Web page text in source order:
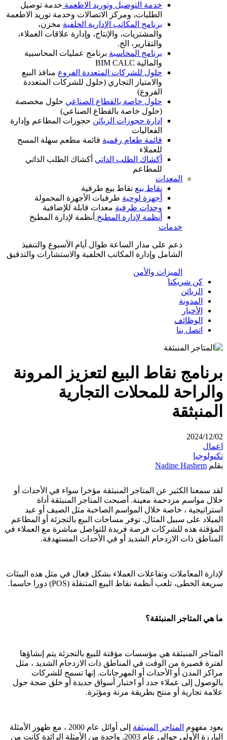
خدمة التوصيل وتوريد الاطعمة خدمة توصيل
الطلبات، ومركز الاتصالات وخدمة توريد الاطعمة
برنامج المكاتب الإدارية الخلفية مخزن،
والمشتريات، والإنتاج، وإدارة علاقات العملاء،
والتقارير، الخ.
برنامج المحاسبة برنامج عمليات المحاسبية
والمالية BIM CALC
حلول للشركات المتعددة الفروع منافذ البيع
والامتياز التجاري (حلول للشركات المتعددة
الفروع)
حلول خاصة بالقطاع الصناعي حلول مخصصة
(حلول خاصة بالقطاع الصناعي)
إدارة حجوزات الزبائن حجوزات المطاعم وإدارة
الفعاليات
قائمة طعام رقمية قائمة مطعم سهلة المسح
للعملاء
أكشاك الطلب الذاتي أكشاك الطلب الذاتي
للمطاعم
المعدات
نقاط بيع نقاط بيع طرفية
أجهزة لوحية طرفيات الأجهزة المحمولة
وحدات طرفية معدات قابلة للإضافية
أنظمة لإدارة المطبخ أنظمة لإدارة المطبخ
خدمات
دعم على مدار الساعة طوال أيام الأسبوع والتنفيذ
الشامل وإدارة المكاتب الخلفية والاستشارات والتدقيق
الميزات والأمن
كن شريكنا
الزبائن
المدونة
الأخبار
الوظائف
اتصل بنا
برنامج نقاط البيع لتعزيز المرونة
والراحة للمحلات التجارية
المنبثقة
2024/12/02
اعمال
تكنولوجيا
بقلم Nadine Hashem
لقد سمعنا الكثير عن المتاجر المنبثقة مؤخرا سواء في الأحداث أو
خلال مواسم مزدحمة معينة. أصبحت المتاجر المنبثقة أداة
استراتيجية ، خاصة خلال المواسم الصاخبة مثل الصيف أو عيد
الميلاد على سبيل المثال. توفر مساحات البيع بالتجزئة أو المطاعم
المؤقتة هذه للشركات فرصة فريدة للتواصل مباشرة مع العملاء في
المناطق ذات الازدحام الشديد أو في الأحداث المستهدفة.
لإدارة المعاملات وتفاعلات العملاء بشكل فعال في مثل هذه البيئات
سريعة الخطى، تلعب أنظمة نقاط البيع المتنقلة (POS) دورا حاسما.
ما هي المتاجر المنبثقة؟
المتاجر المنبثقة هي مؤسسات مؤقتة للبيع بالتجزئة يتم إنشاؤها
لفترة قصيرة من الوقت في المناطق ذات الازدحام الشديد ، مثل
مراكز المدن أو الأحداث أو المهرجانات. إنها تسمح للشركات
بالوصول إلى عملاء جدد أو اختبار أسواق جديدة أو خلق ضجة حول
علامة تجارية أو منتج بطريقة مرنة ومؤثرة.
يعود مفهوم المتاجر المنبثقة
إلى أوائل عام 2000 ، مع ظهور الأمثلة
البارزة الأولى حوالي عام 2003. واحدة من الأمثلة الرائدة كانت من